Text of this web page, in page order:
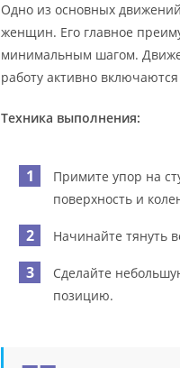
Одно из основных
женщин. Его главное
минимальным шагом.
работу активно
Техника выполнения:
Примите упор на
поверхность и
Начинайте тянуть
Сделайте
позицию.